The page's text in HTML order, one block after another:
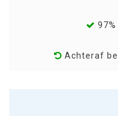
Achteraf